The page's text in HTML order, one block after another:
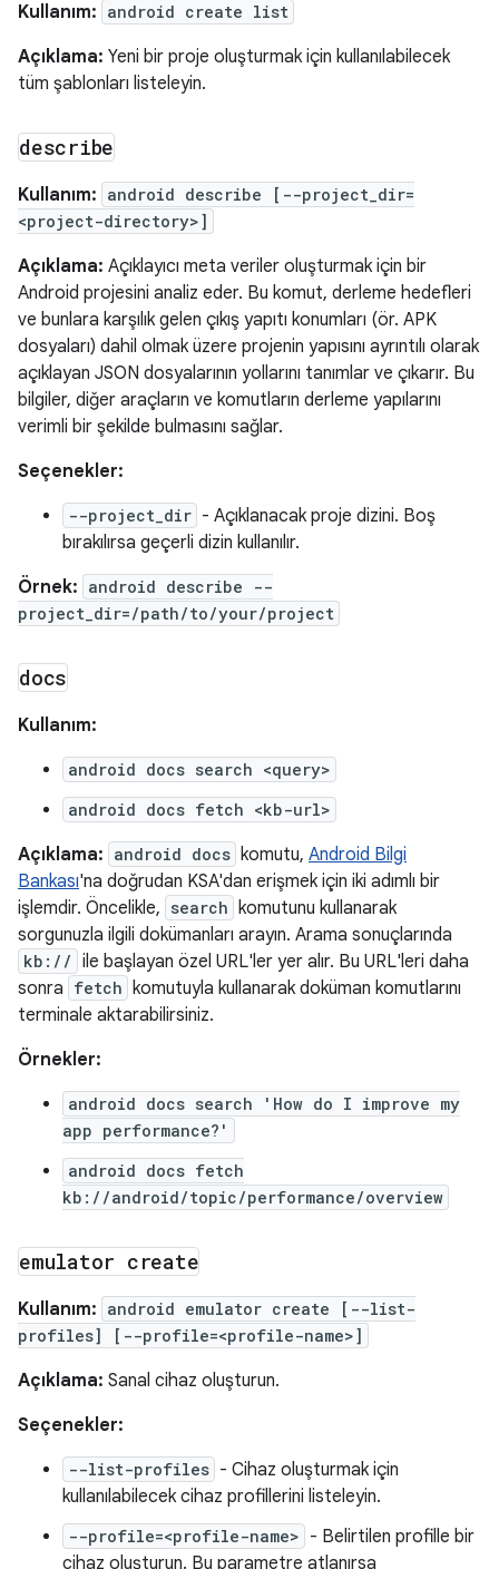
Kullanım: android create list
Açıklama: Yeni bir proje oluşturmak için kullanılabilecek
tüm şablonları listeleyin.
describe
Kullanım: android describe [--project_dir=
<project-directory>]
Açıklama: Açıklayıcı meta veriler oluşturmak için bir
Android projesini analiz eder. Bu komut, derleme hedefleri
ve bunlara karşılık gelen çıkış yapıtı konumları (ör. APK
dosyaları) dahil olmak üzere projenin yapısını ayrıntılı olarak
açıklayan JSON dosyalarının yollarını tanımlar ve çıkarır. Bu
bilgiler, diğer araçların ve komutların derleme yapılarını
verimli bir şekilde bulmasını sağlar.
Seçenekler:
--project_dir - Açıklanacak proje dizini. Boş
bırakılırsa geçerli dizin kullanılır.
Örnek: android describe --
project_dir=/path/to/your/project
docs
Kullanım:
android docs search <query>
android docs fetch <kb-url>
Açıklama: android docs komutu, Android Bilgi
Bankası'na doğrudan KSA'dan erişmek için iki adımlı bir
işlemdir. Öncelikle, search komutunu kullanarak
sorgunuzla ilgili dokümanları arayın. Arama sonuçlarında
kb:// ile başlayan özel URL'ler yer alır. Bu URL'leri daha
sonra fetch komutuyla kullanarak doküman komutlarını
terminale aktarabilirsiniz.
Örnekler:
android docs search 'How do I improve my
app performance?'
android docs fetch
kb://android/topic/performance/overview
emulator create
Kullanım: android emulator create [--list-
profiles] [--profile=<profile-name>]
Açıklama: Sanal cihaz oluşturun.
Seçenekler:
--list-profiles - Cihaz oluşturmak için
kullanılabilecek cihaz profillerini listeleyin.
--profile=<profile-name> - Belirtilen profille bir
cihaz oluşturun. Bu parametre atlanırsa